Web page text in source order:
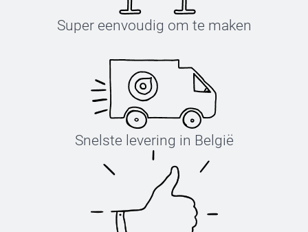
Super eenvoudig om te maken
Snelste levering in België